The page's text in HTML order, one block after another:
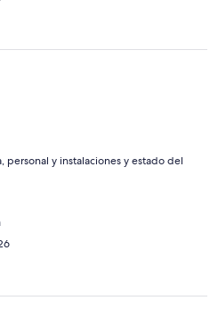
personal y instalaciones y estado del